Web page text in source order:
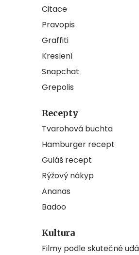
Citace
Pravopis
Graffiti
Kreslení
Snapchat
Grepolis
Recepty
Tvarohová buchta
Hamburger recept
Guláš recept
Rýžový nákyp
Ananas
Badoo
Kultura
Filmy podle skutečné